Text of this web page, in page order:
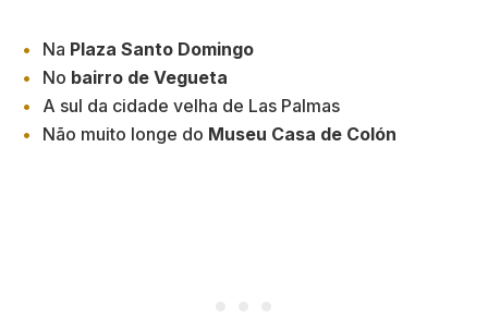
Na Plaza Santo Domingo
No bairro de Vegueta
A sul da cidade velha de Las Palmas
Não muito longe do Museu Casa de Colón